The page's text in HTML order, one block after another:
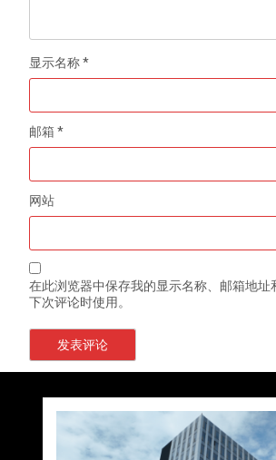
显示名称*
邮箱*
网站
在此浏览器中保存我的显示名称、邮箱地址
下次评论时使用。